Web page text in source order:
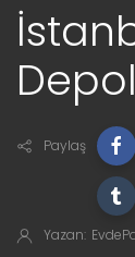
Paylaş
Yazan: